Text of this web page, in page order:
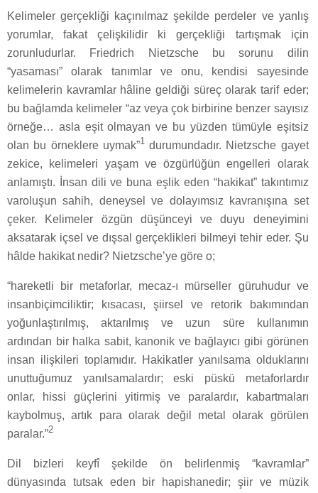
Kelimeler gerçekliği kaçınılmaz şekilde perdeler ve yanlış
yorumlar, fakat çelişkilidir ki gerçekliği tartışmak için
zorunludurlar. Friedrich Nietzsche bu sorunu dilin
“yasaması” olarak tanımlar ve onu, kendisi sayesinde
kelimelerin kavramlar hâline geldiği süreç olarak tarif eder;
bu bağlamda kelimeler “az veya çok birbirine benzer sayısız
örneğe… asla eşit olmayan ve bu yüzden tümüyle eşitsiz
olan bu örneklere uymak”1durumundadır. Nietzsche gayet
zekice, kelimeleri yaşam ve özgürlüğün engelleri olarak
anlamıştı. İnsan dili ve buna eşlik eden “hakikat” takıntımız
varoluşun sahih, deneysel ve dolayımsız kavranışına set
çeker. Kelimeler özgün düşünceyi ve duyu deneyimini
aksatarak içsel ve dışsal gerçeklikleri bilmeyi tehir eder. Şu
hâlde hakikat nedir? Nietzsche’ye göre o;
“hareketli bir metaforlar, mecaz-ı mürseller güruhudur ve
insanbiçimciliktir; kısacası, şiirsel ve retorik bakımından
yoğunlaştırılmış, aktarılmış ve uzun süre kullanımın
ardından bir halka sabit, kanonik ve bağlayıcı gibi görünen
insan ilişkileri toplamıdır. Hakikatler yanılsama olduklarını
unuttuğumuz yanılsamalardır; eski püskü metaforlardır
onlar, hissi güçlerini yitirmiş ve paralardır, kabartmaları
kaybolmuş, artık para olarak değil metal olarak görülen
paralar.”2
Dil bizleri keyfî şekilde ön belirlenmiş “kavramlar”
dünyasında tutsak eden bir hapishanedir; şiir ve müzik